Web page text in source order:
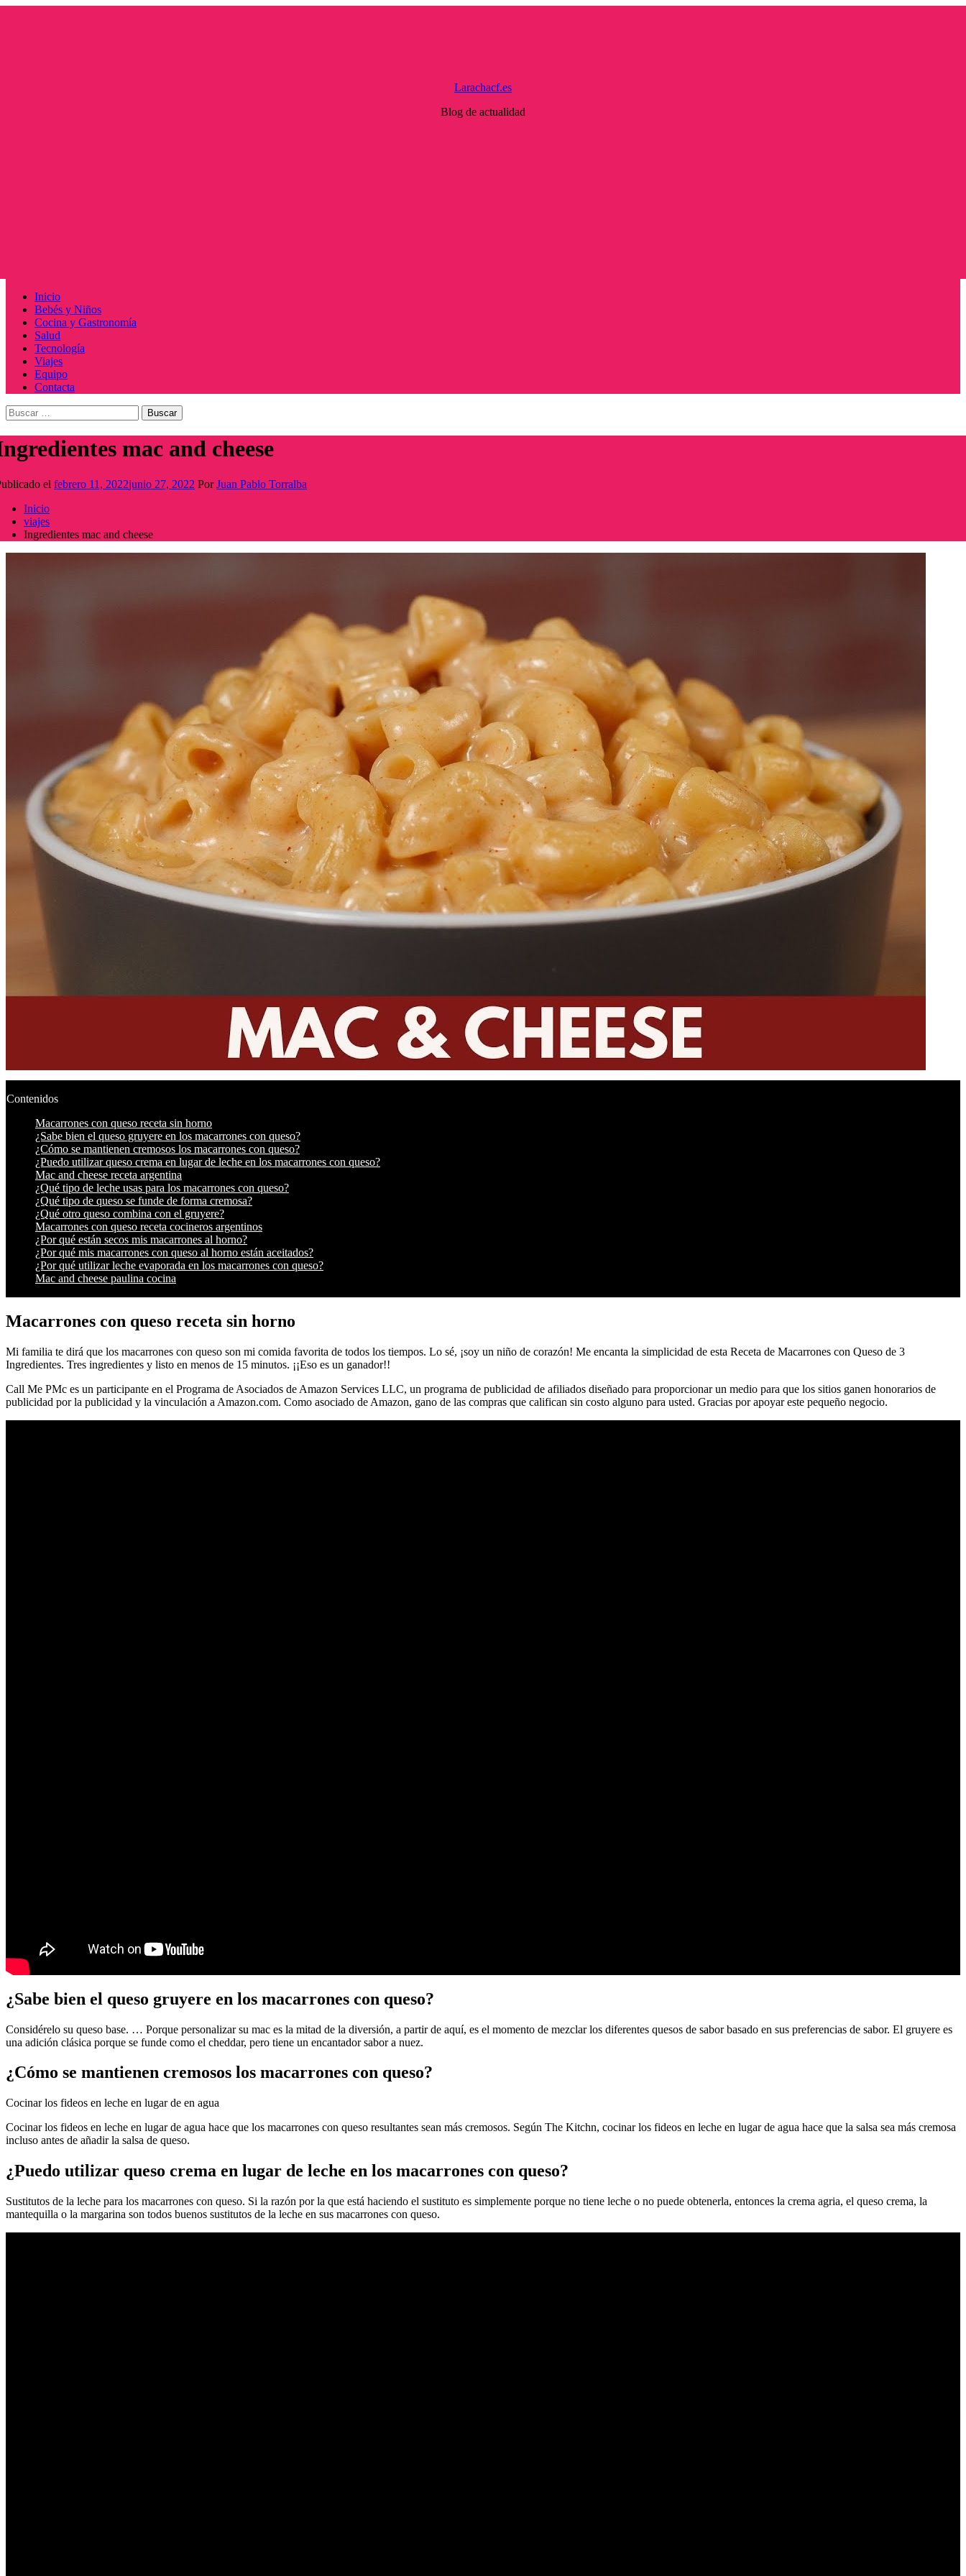
Larachacf.es
Blog de actualidad
Menú
principal
Inicio
Bebés y Niños
Cocina y Gastronomía
Salud
Tecnología
Viajes
Equipo
Contacta
Buscar:
mac and cheese
el febrero 11, 2022junio 27, 2022 PorJuan Pablo Torralba
Inicio
viajes
Ingredientes mac and cheese
Contenidos
Macarrones con queso receta sin horno
¿Sabe bien el queso gruyere en los macarrones con queso?
¿Cómo se mantienen cremosos los macarrones con queso?
¿Puedo utilizar queso crema en lugar de leche en los macarrones con queso?
Mac and cheese receta argentina
¿Qué tipo de leche usas para los macarrones con queso?
¿Qué tipo de queso se funde de forma cremosa?
¿Qué otro queso combina con el gruyere?
Macarrones con queso receta cocineros argentinos
¿Por qué están secos mis macarrones al horno?
¿Por qué mis macarrones con queso al horno están aceitados?
¿Por qué utilizar leche evaporada en los macarrones con queso?
Mac and cheese paulina cocina
Macarrones con queso receta sin horno
Mi familia te dirá que los macarrones con queso son mi comida favorita de todos los tiempos. Lo sé, ¡soy un niño de corazón! Me encanta la simplicidad de esta Receta de Macarrones con Queso de 3
Ingredientes. Tres ingredientes y listo en menos de 15 minutos. ¡¡Eso es un ganador!!
Call Me PMc es un participante en el Programa de Asociados de Amazon Services LLC, un programa de publicidad de afiliados diseñado para proporcionar un medio para que los sitios ganen honorarios de
publicidad por la publicidad y la vinculación a Amazon.com. Como asociado de Amazon, gano de las compras que califican sin costo alguno para usted. Gracias por apoyar este pequeño negocio.
¿Sabe bien el queso gruyere en los macarrones con queso?
Considérelo su queso base. … Porque personalizar su mac es la mitad de la diversión, a partir de aquí, es el momento de mezclar los diferentes quesos de sabor basado en sus preferencias de sabor. El gruyere es
una adición clásica porque se funde como el cheddar, pero tiene un encantador sabor a nuez.
¿Cómo se mantienen cremosos los macarrones con queso?
Cocinar los fideos en leche en lugar de en agua
Cocinar los fideos en leche en lugar de agua hace que los macarrones con queso resultantes sean más cremosos. Según The Kitchn, cocinar los fideos en leche en lugar de agua hace que la salsa sea más cremosa
incluso antes de añadir la salsa de queso.
¿Puedo utilizar queso crema en lugar de leche en los macarrones con queso?
Sustitutos de la leche para los macarrones con queso. Si la razón por la que está haciendo el sustituto es simplemente porque no tiene leche o no puede obtenerla, entonces la crema agria, el queso crema, la
mantequilla o la margarina son todos buenos sustitutos de la leche en sus macarrones con queso.